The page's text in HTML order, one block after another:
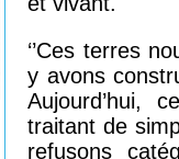
‘’Ces terres
y avons
Aujourd’hui,
traitant de
refusons